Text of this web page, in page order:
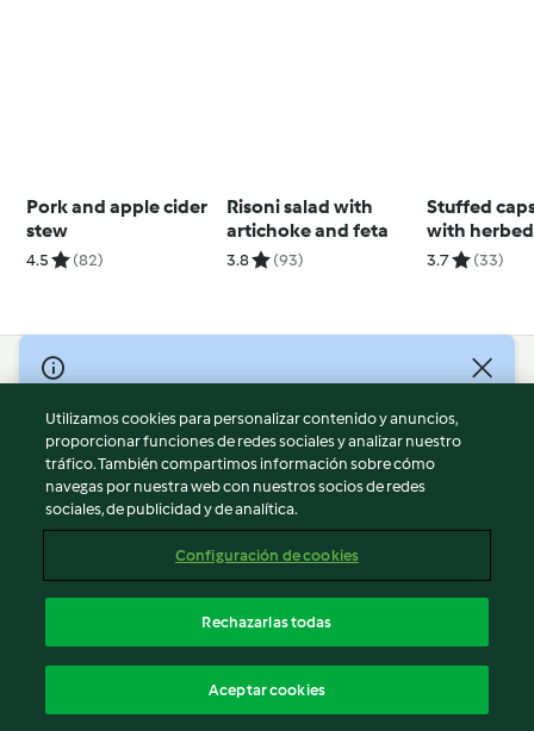
Pork and apple cider
stew
4.5 (82)
Risoni salad with
artichoke and feta
3.8 (93)
Stuffed
with
3.7 (33)
© Copyright 2026
Términos de uso
Política de privacidad
Aviso legal
Información legal
Reportar contenido
Declaración de accesibilidad
Utilizamos cookies para personalizar contenido y anuncios,
proporcionar funciones de redes sociales y analizar nuestro
tráfico. También compartimos información sobre cómo
navegas por nuestra web con nuestros socios de redes
sociales, de publicidad y de analítica.
Configuración de cookies
Rechazarlas todas
Aceptar cookies